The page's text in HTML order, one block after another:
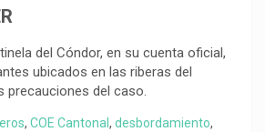
del Cóndor, en su cuenta oficial,
ubicados en las riberas del
precauciones del caso.
, COE Cantonal, desbordamiento,